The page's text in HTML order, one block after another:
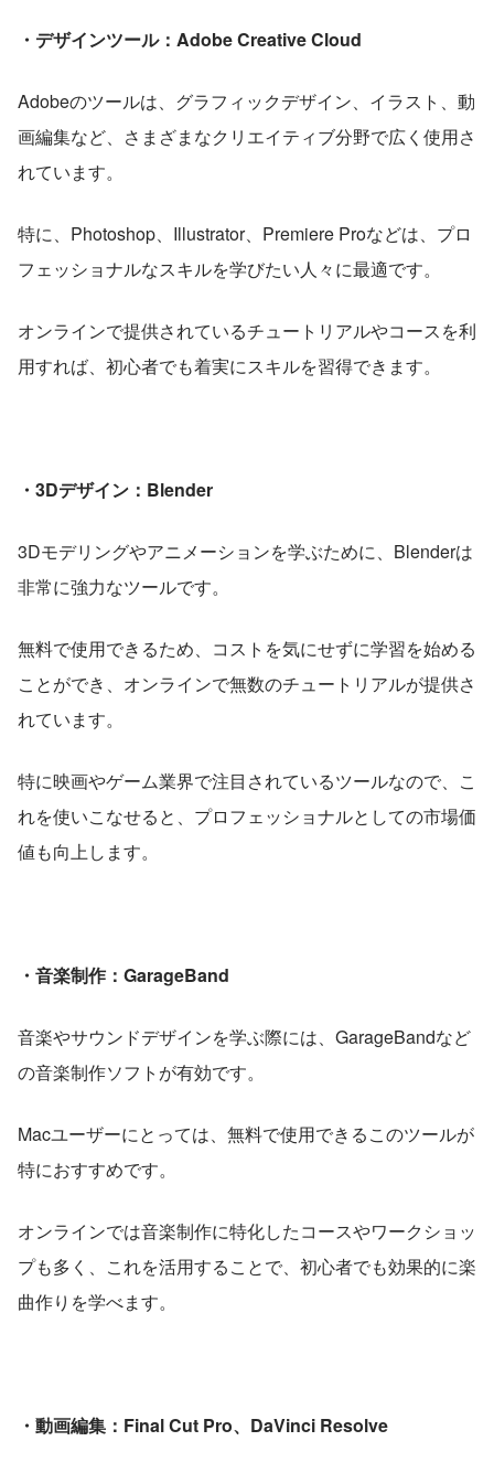
・デザインツール：Adobe Creative Cloud
Adobeのツールは、グラフィックデザイン、イラスト、動
画編集など、さまざまなクリエイティブ分野で広く使用さ
れています。
特に、Photoshop、Illustrator、Premiere Proなどは、プロ
フェッショナルなスキルを学びたい人々に最適です。
オンラインで提供されているチュートリアルやコースを利
用すれば、初心者でも着実にスキルを習得できます。
・3Dデザイン：Blender
3Dモデリングやアニメーションを学ぶために、Blenderは
非常に強力なツールです。
無料で使用できるため、コストを気にせずに学習を始める
ことができ、オンラインで無数のチュートリアルが提供さ
れています。
特に映画やゲーム業界で注目されているツールなので、こ
れを使いこなせると、プロフェッショナルとしての市場価
値も向上します。
・音楽制作：GarageBand
音楽やサウンドデザインを学ぶ際には、GarageBandなど
の音楽制作ソフトが有効です。
Macユーザーにとっては、無料で使用できるこのツールが
特におすすめです。
オンラインでは音楽制作に特化したコースやワークショッ
プも多く、これを活用することで、初心者でも効果的に楽
曲作りを学べます。
・動画編集：Final Cut Pro、DaVinci Resolve